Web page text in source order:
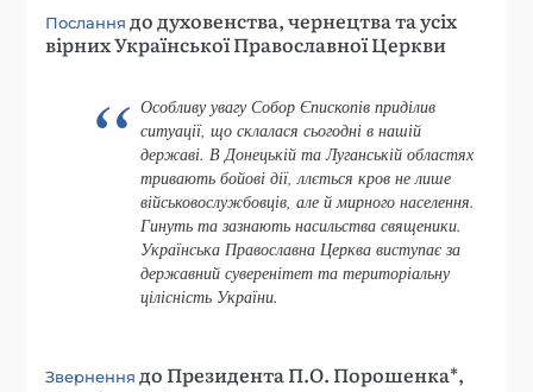
Послання до духовенства, чернецтва та усіх
вірних Української Православної Церкви
Особливу увагу Собор Єпископів приділив
ситуації, що склалася сьогодні в нашій
державі. В Донецькій та Луганській областях
тривають бойові дії, ллється кров не лише
військовослужбовців, але й мирного населення.
Гинуть та зазнають насильства священики.
Українська Православна Церква виступає за
державний суверенітет та територіальну
цілісність України.
Звернення до Президента П.О. Порошенка*,